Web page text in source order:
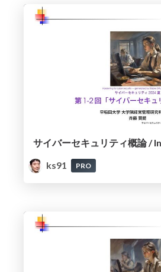
ks91
PRO